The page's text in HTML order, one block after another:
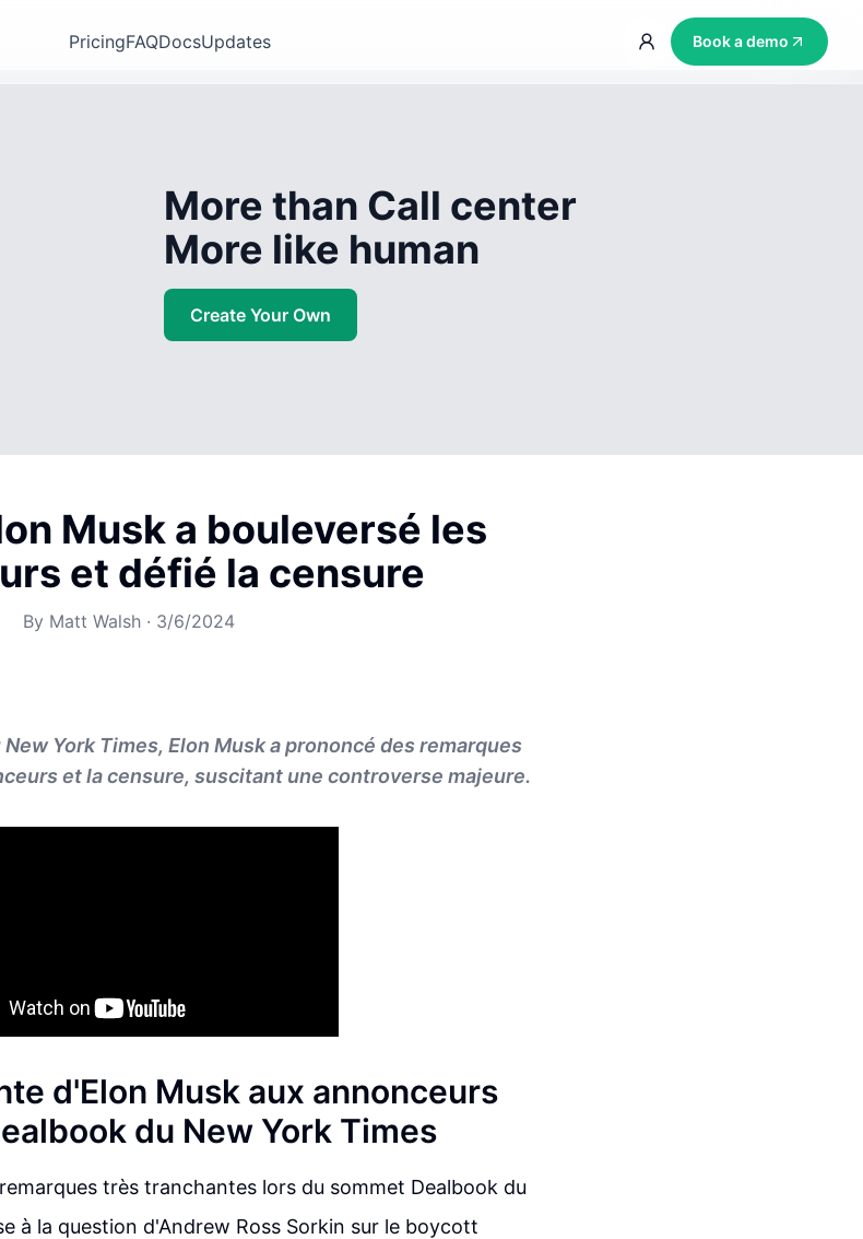
PricingFAQDocsUpdates Book a demo
More than Call center
More like human
Create Your Own
Musk a bouleversé les
et défié la censure
By Matt Walsh · 3/6/2024
York Times, Elon Musk a prononcé des remarques
et la censure, suscitant une controverse majeure.
d'Elon Musk aux annonceurs
du New York Times
très tranchantes lors du sommet Dealbook du
à la question d'Andrew Ross Sorkin sur le boycott